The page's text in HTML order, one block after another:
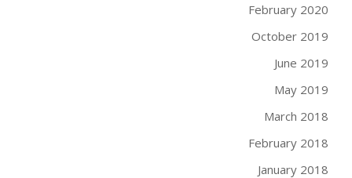
February 2020
October 2019
June 2019
May 2019
March 2018
February 2018
January 2018